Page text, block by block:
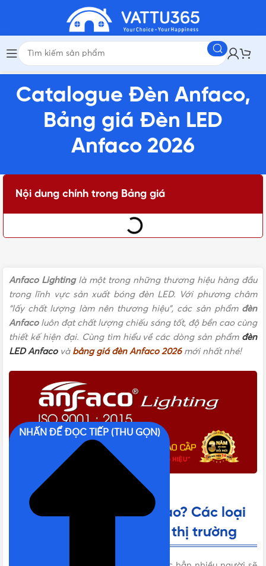
Catalogue Đèn Anfaco,
Bảng giá Đèn LED
Anfaco 2026
Nội dung chính trong Bảng giá
Anfaco Lightinglà một trong những thương hiệu hàng đầu
trong lĩnh vực sản xuất bóng đèn LED. Với phương châm
“lấy chất lượng làm nên thương hiệu”, các sản phẩm đèn
Anfacoluôn đạt chất lượng chiếu sáng tốt, độ bền cao cùng
thiết kế hiện đại. Cùng tìm hiểu về các dòng sản phẩm đèn
LED Anfacovà bảng giá đèn Anfaco 2026mới nhất nhé!
Đèn LED Anfaco
Đèn Anfaco của nước nào? Các loại
đèn Anfaco hiện có trên thị trường
NHẤN ĐỂ ĐỌC TIẾP (THU GỌN)